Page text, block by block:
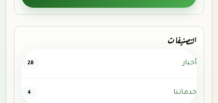
التصنيفات
أخبار 28
خدماتنا 4